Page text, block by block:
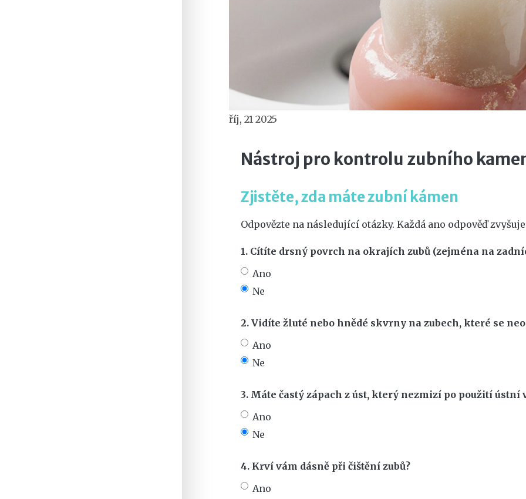
říj, 21 2025
Nástroj pro kontrolu zubního
Zjistěte, zda máte zubní kámen
Odpovězte na následující otázky. Každá ano odpověď
1. Cítíte drsný povrch na okrajích zubů (zejména na
Ano
Ne
2. Vidíte žluté nebo hnědé skvrny na zubech, které se
Ano
Ne
3. Máte častý zápach z úst, který nezmizí po použití ústní
Ano
Ne
4. Krví vám dásně při čištění zubů?
Ano